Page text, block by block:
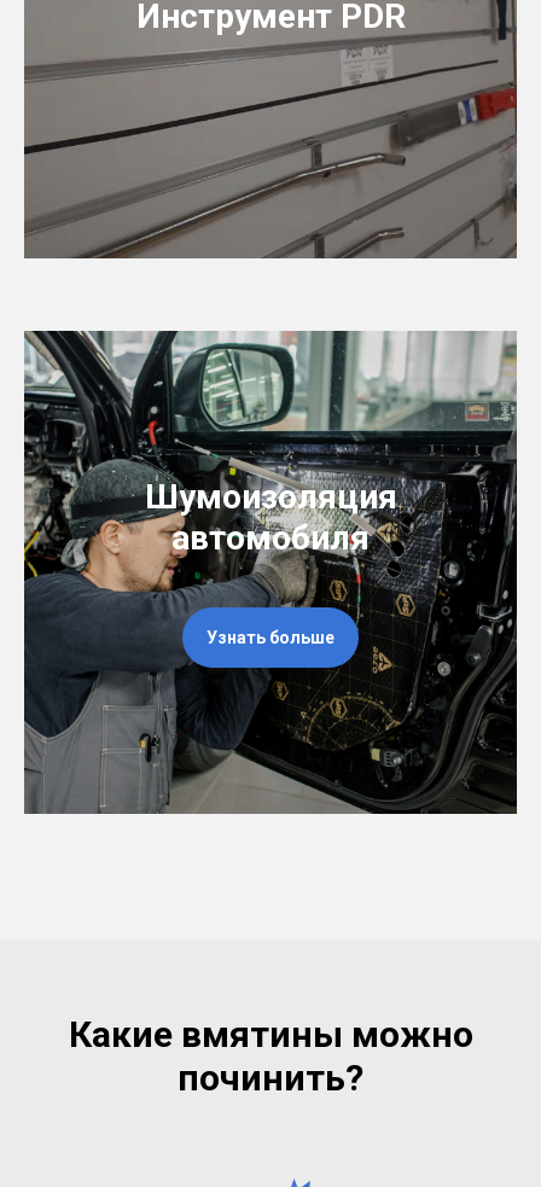
Инструмент PDR
Шумоизоляция
автомобиля
Узнать больше
Какие вмятины можно
починить?